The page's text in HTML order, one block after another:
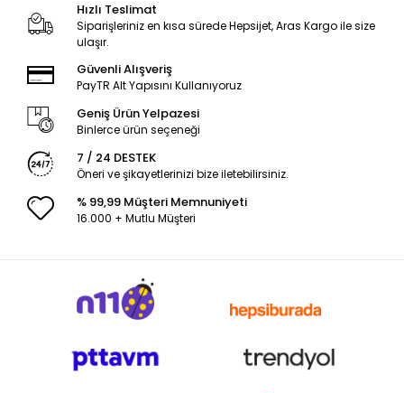
Hızlı Teslimat
Siparişleriniz en kısa sürede Hepsijet, Aras Kargo ile size
ulaşır.
Güvenli Alışveriş
PayTR Alt Yapısını Kullanıyoruz
Geniş Ürün Yelpazesi
Binlerce ürün seçeneği
7 / 24 DESTEK
Öneri ve şikayetlerinizi bize iletebilirsiniz.
% 99,99 Müşteri Memnuniyeti
16.000 + Mutlu Müşteri